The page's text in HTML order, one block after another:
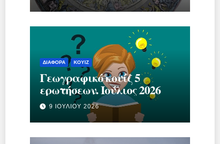
ΔΙΆΦΟΡΑ ΚΟΥΊΖ
Γεωγραφικό κουίζ 5
ερωτήσεων. Ιούλιος 2026
9 ΙΟΥΛΊΟΥ 2026